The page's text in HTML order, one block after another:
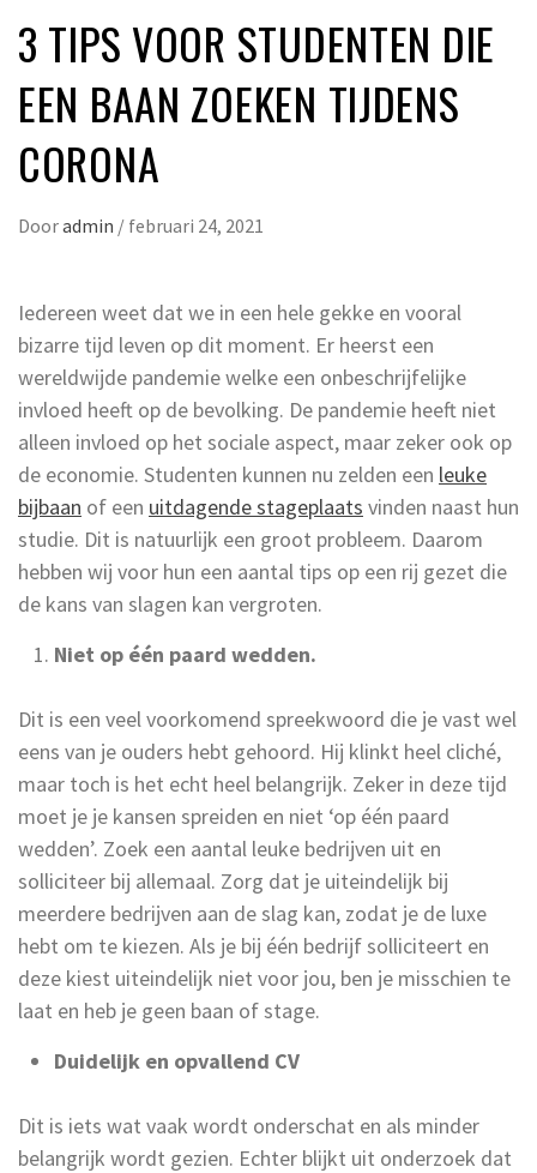
3 TIPS VOOR STUDENTEN DIE
EEN BAAN ZOEKEN TIJDENS
CORONA
Dooradmin / februari 24, 2021
Iedereen weet dat we in een hele gekke en vooral
bizarre tijd leven op dit moment. Er heerst een
wereldwijde pandemie welke een onbeschrijfelijke
invloed heeft op de bevolking. De pandemie heeft niet
alleen invloed op het sociale aspect, maar zeker ook op
de economie. Studenten kunnen nu zelden een leuke
bijbaan of een uitdagende stageplaats vinden naast hun
studie. Dit is natuurlijk een groot probleem. Daarom
hebben wij voor hun een aantal tips op een rij gezet die
de kans van slagen kan vergroten.
Niet op één paard wedden.
Dit is een veel voorkomend spreekwoord die je vast wel
eens van je ouders hebt gehoord. Hij klinkt heel cliché,
maar toch is het echt heel belangrijk. Zeker in deze tijd
moet je je kansen spreiden en niet ‘op één paard
wedden’. Zoek een aantal leuke bedrijven uit en
solliciteer bij allemaal. Zorg dat je uiteindelijk bij
meerdere bedrijven aan de slag kan, zodat je de luxe
hebt om te kiezen. Als je bij één bedrijf solliciteert en
deze kiest uiteindelijk niet voor jou, ben je misschien te
laat en heb je geen baan of stage.
Duidelijk en opvallend CV
Dit is iets wat vaak wordt onderschat en als minder
belangrijk wordt gezien. Echter blijkt uit onderzoek dat